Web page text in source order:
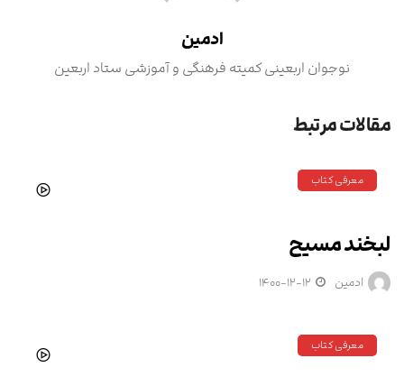
ادمین
نوجوان اربعینی کمیته فرهنگی و آموزشی ستاد اربعین
مقالات مرتبط
معرفی کتاب
لبخند مسیح
ادمین ۱۴۰۰-۱۲-۱۲
معرفی کتاب